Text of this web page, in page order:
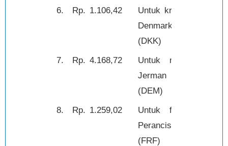
6. Rp. 1.106,42
Untuk kroner
Denmark
(DKK)
7. Rp. 4.168,72
Untuk mark
Jerman
(DEM)
8. Rp. 1.259,02
Untuk franc
Perancis
(FRF)